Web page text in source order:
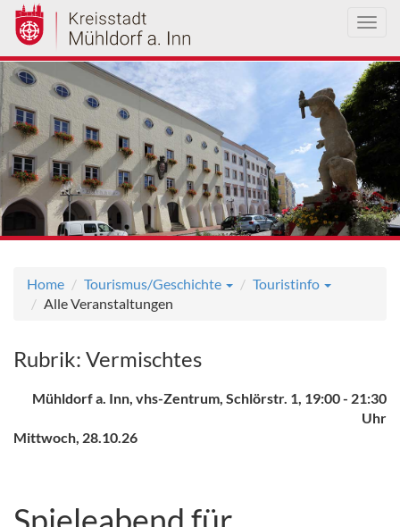
Direkt
zum
Inhalt
Home Tourismus/Geschichte
Touristinfo
Alle Veranstaltungen
Rubrik: Vermischtes
Mühldorf a. Inn, vhs-Zentrum, Schlörstr. 1, 19:00 - 21:30
Uhr
Mittwoch, 28.10.26